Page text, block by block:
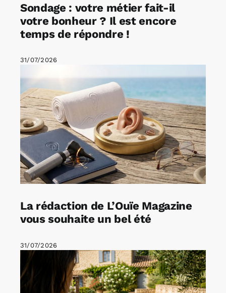
Sondage : votre métier fait-il
votre bonheur ? Il est encore
temps de répondre !
31/07/2026
La rédaction de L’Ouïe Magazine
vous souhaite un bel été
31/07/2026